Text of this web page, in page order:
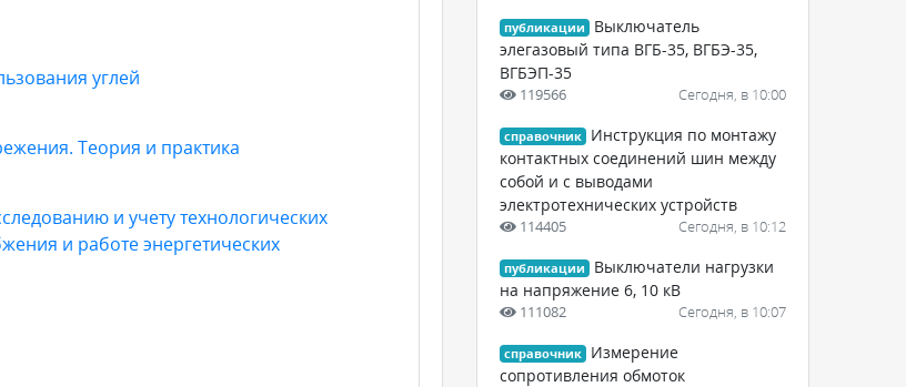
углей
Теория и практика
и учету технологических
и работе энергетических
публикации
Выключатель
элегазовый типа ВГБ-35, ВГБЭ-35,
ВГБЭП-35
119566 Сегодня, в 10:00
справочник
Инструкция по монтажу
контактных соединений шин между
собой и с выводами
электротехнических устройств
114405 Сегодня, в 10:12
публикации
Выключатели нагрузки
на напряжение 6, 10 кВ
111082 Сегодня, в 10:07
справочник
Измерение
сопротивления обмоток